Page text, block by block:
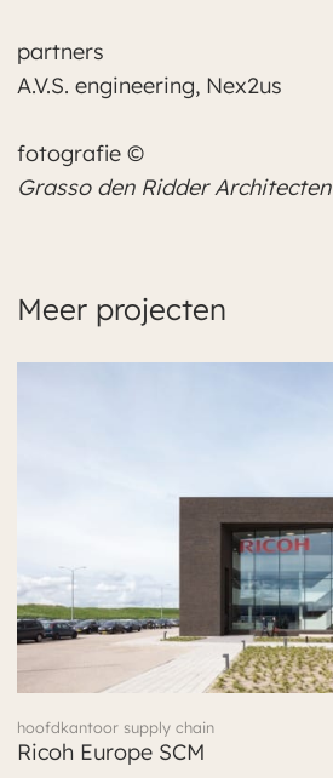
partners
A.V.S. engineering, Nex2us
fotografie©
Grasso den Ridder Architecten
Meer projecten
hoofdkantoor supply chain
Ricoh Europe SCM